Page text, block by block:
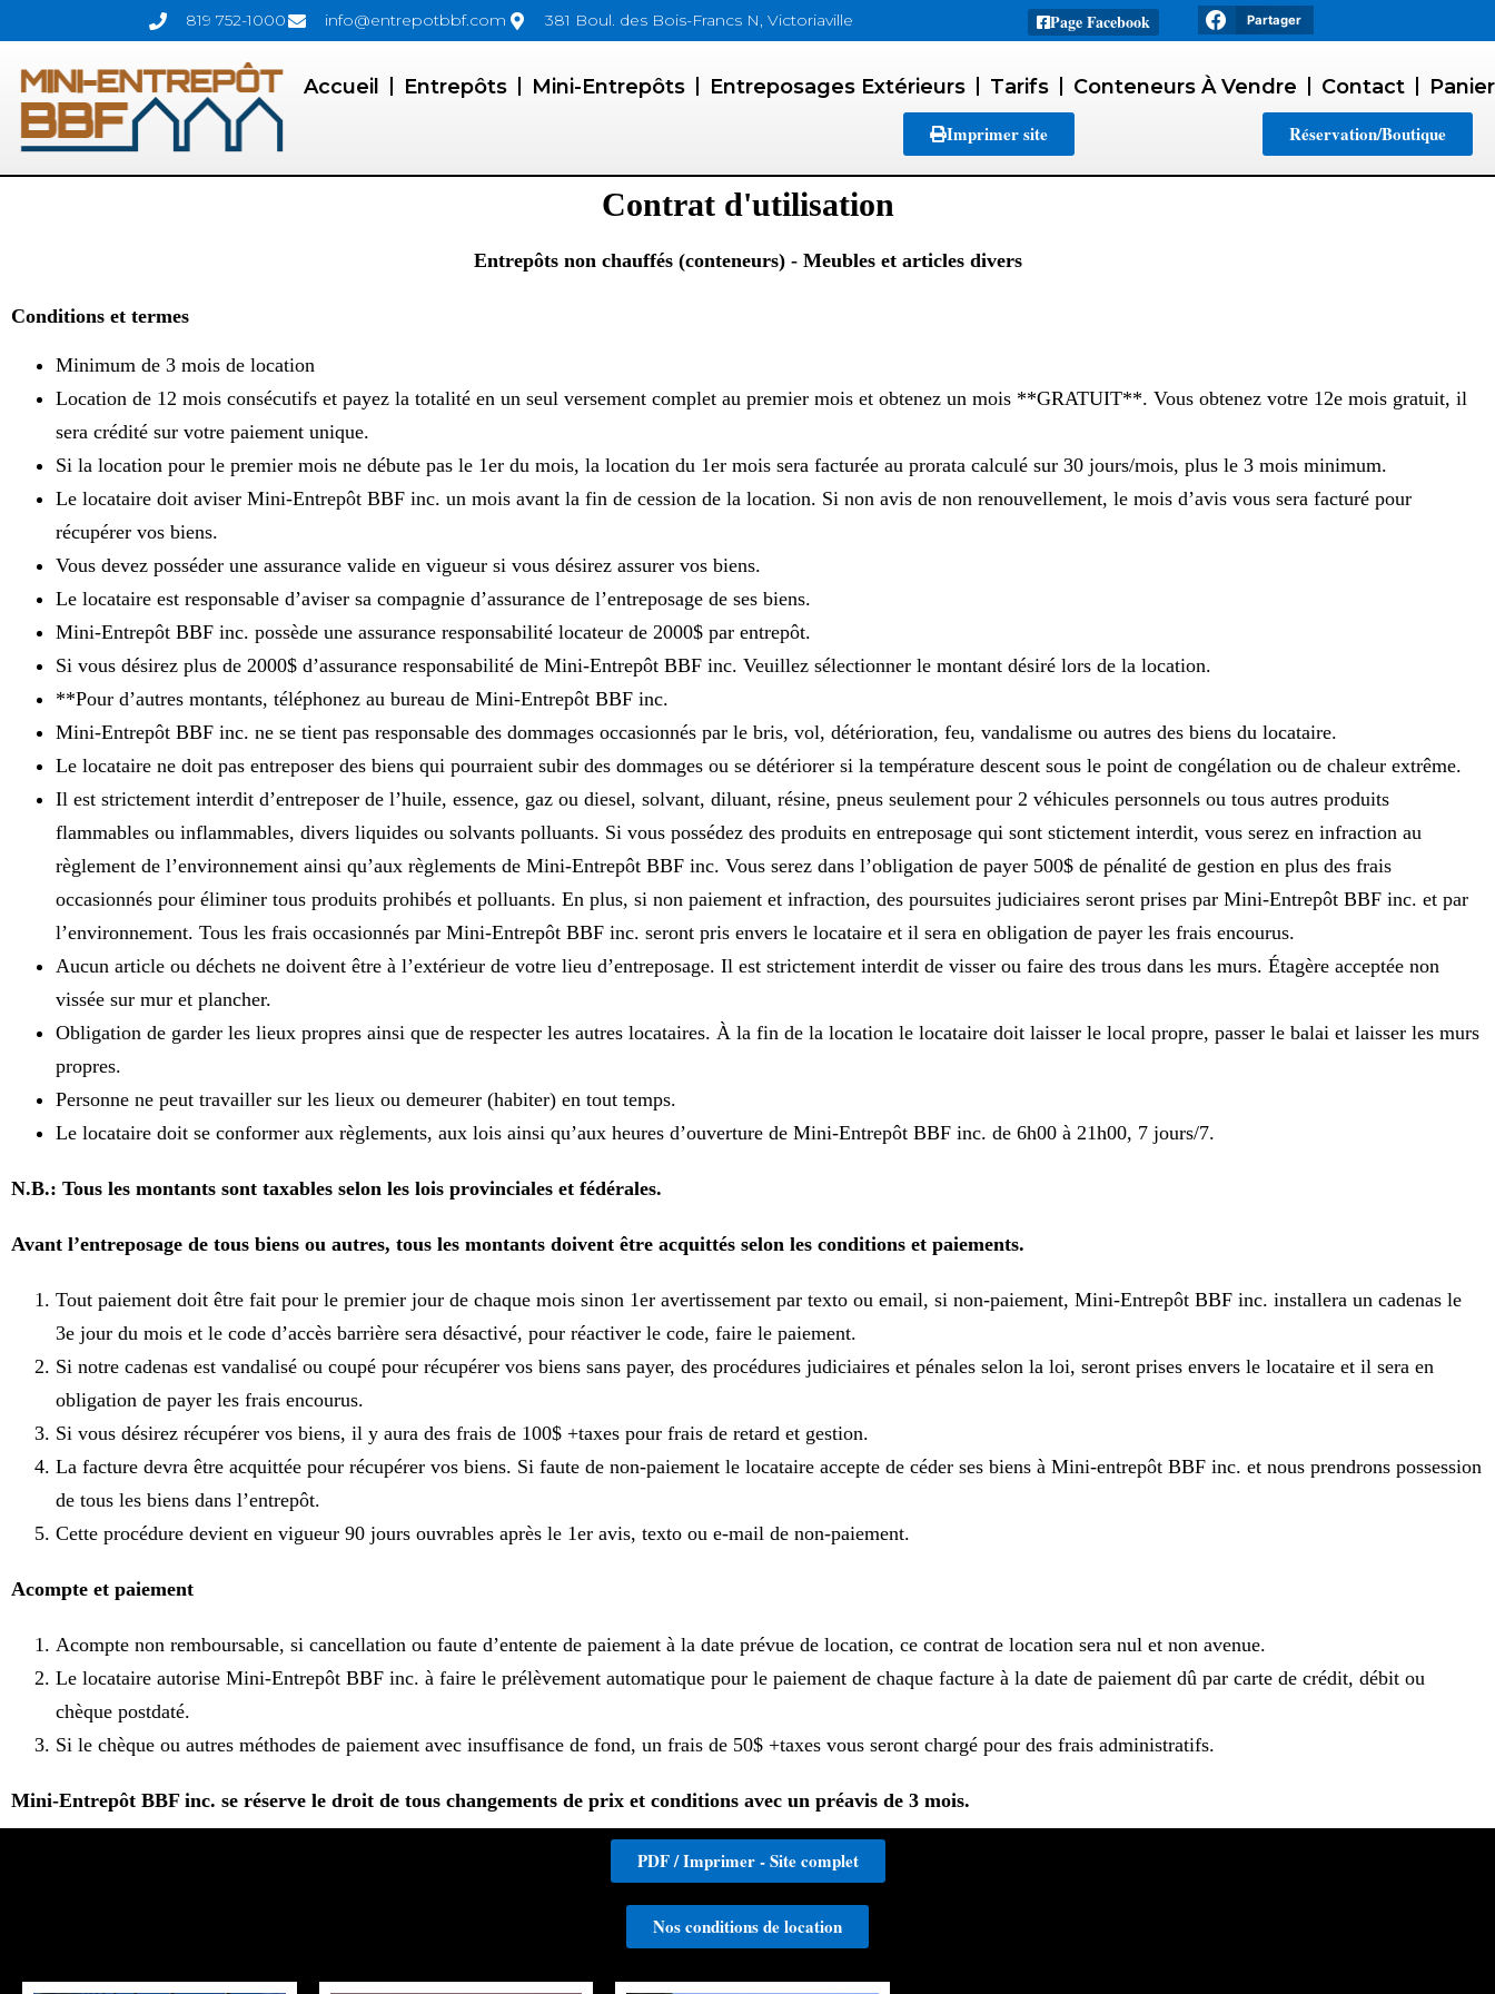
819 752-1000 info@entrepotbbf.com 381 Boul. des Bois-Francs N, Victoriaville Page Facebook Partager
Accueil Entrepôts Mini-Entrepôts Entreposages Extérieurs Tarifs Conteneurs À Vendre Contact
Panier
Imprimer site
Réservation/Boutique
Contrat d'utilisation
Entrepôts non chauffés (conteneurs) - Meubles et articles divers
Conditions et termes
Minimum de 3 mois de location
Location de 12 mois consécutifs et payez la totalité en un seul versement complet au premier mois et obtenez un mois **GRATUIT**. Vous obtenez votre 12e mois gratuit, il
sera crédité sur votre paiement unique.
Si la location pour le premier mois ne débute pas le 1er du mois, la location du 1er mois sera facturée au prorata calculé sur 30 jours/mois, plus le 3 mois minimum.
Le locataire doit aviser Mini-Entrepôt BBF inc. un mois avant la fin de cession de la location. Si non avis de non renouvellement, le mois d’avis vous sera facturé pour
récupérer vos biens.
Vous devez posséder une assurance valide en vigueur si vous désirez assurer vos biens.
Le locataire est responsable d’aviser sa compagnie d’assurance de l’entreposage de ses biens.
Mini-Entrepôt BBF inc. possède une assurance responsabilité locateur de 2000$ par entrepôt.
Si vous désirez plus de 2000$ d’assurance responsabilité de Mini-Entrepôt BBF inc. Veuillez sélectionner le montant désiré lors de la location.
**Pour d’autres montants, téléphonez au bureau de Mini-Entrepôt BBF inc.
Mini-Entrepôt BBF inc. ne se tient pas responsable des dommages occasionnés par le bris, vol, détérioration, feu, vandalisme ou autres des biens du locataire.
Le locataire ne doit pas entreposer des biens qui pourraient subir des dommages ou se détériorer si la température descent sous le point de congélation ou de chaleur extrême.
Il est strictement interdit d’entreposer de l’huile, essence, gaz ou diesel, solvant, diluant, résine, pneus seulement pour 2 véhicules personnels ou tous autres produits
flammables ou inflammables, divers liquides ou solvants polluants. Si vous possédez des produits en entreposage qui sont stictement interdit, vous serez en infraction au
règlement de l’environnement ainsi qu’aux règlements de Mini-Entrepôt BBF inc. Vous serez dans l’obligation de payer 500$ de pénalité de gestion en plus des frais
occasionnés pour éliminer tous produits prohibés et polluants. En plus, si non paiement et infraction, des poursuites judiciaires seront prises par Mini-Entrepôt BBF inc. et par
l’environnement. Tous les frais occasionnés par Mini-Entrepôt BBF inc. seront pris envers le locataire et il sera en obligation de payer les frais encourus.
Aucun article ou déchets ne doivent être à l’extérieur de votre lieu d’entreposage. Il est strictement interdit de visser ou faire des trous dans les murs. Étagère acceptée non
vissée sur mur et plancher.
Obligation de garder les lieux propres ainsi que de respecter les autres locataires. À la fin de la location le locataire doit laisser le local propre, passer le balai et laisser les murs
propres.
Personne ne peut travailler sur les lieux ou demeurer (habiter) en tout temps.
Le locataire doit se conformer aux règlements, aux lois ainsi qu’aux heures d’ouverture de Mini-Entrepôt BBF inc. de 6h00 à 21h00, 7 jours/7.
N.B.: Tous les montants sont taxables selon les lois provinciales et fédérales.
Avant l’entreposage de tous biens ou autres, tous les montants doivent être acquittés selon les conditions et paiements.
Tout paiement doit être fait pour le premier jour de chaque mois sinon 1er avertissement par texto ou email, si non-paiement, Mini-Entrepôt BBF inc. installera un cadenas le
3e jour du mois et le code d’accès barrière sera désactivé, pour réactiver le code, faire le paiement.
Si notre cadenas est vandalisé ou coupé pour récupérer vos biens sans payer, des procédures judiciaires et pénales selon la loi, seront prises envers le locataire et il sera en
obligation de payer les frais encourus.
Si vous désirez récupérer vos biens, il y aura des frais de 100$ +taxes pour frais de retard et gestion.
La facture devra être acquittée pour récupérer vos biens. Si faute de non-paiement le locataire accepte de céder ses biens à Mini-entrepôt BBF inc. et nous prendrons possession
de tous les biens dans l’entrepôt.
Cette procédure devient en vigueur 90 jours ouvrables après le 1er avis, texto ou e-mail de non-paiement.
Acompte et paiement
Acompte non remboursable, si cancellation ou faute d’entente de paiement à la date prévue de location, ce contrat de location sera nul et non avenue.
Le locataire autorise Mini-Entrepôt BBF inc. à faire le prélèvement automatique pour le paiement de chaque facture à la date de paiement dû par carte de crédit, débit ou
chèque postdaté.
Si le chèque ou autres méthodes de paiement avec insuffisance de fond, un frais de 50$ +taxes vous seront chargé pour des frais administratifs.
Mini-Entrepôt BBF inc. se réserve le droit de tous changements de prix et conditions avec un préavis de 3 mois.
PDF / Imprimer - Site complet
Nos conditions de location